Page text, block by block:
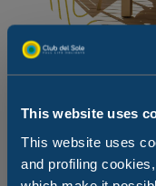
This website uses
This website uses
and profiling
Co powiesz
propozycję?
werandzie